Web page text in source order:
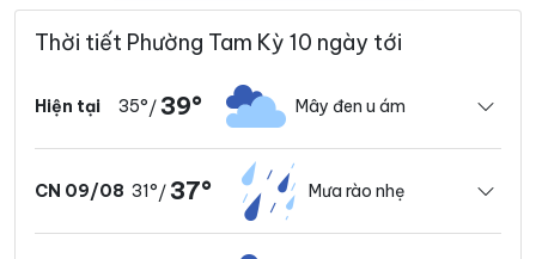
Thời tiết Phường Tam Kỳ 10 ngày tới
Hiện tại 35°/ 39° Mây đen u ám
CN 09/08 31°/ 37° Mưa rào nhẹ